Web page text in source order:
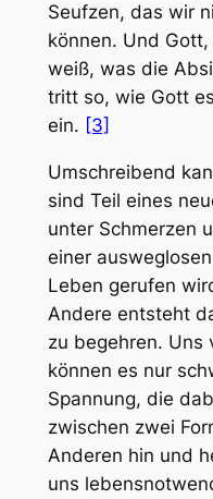
Seufzen, das wir
können. Und
weiß, was die
tritt so, wie Gott
ein. [3]
Umschreibend
sind Teil eines
unter Schmerzen
einer
Leben gerufen
Andere entsteht
zu begehren. Uns
können es nur
Spannung, die
zwischen zwei
Anderen hin und
uns